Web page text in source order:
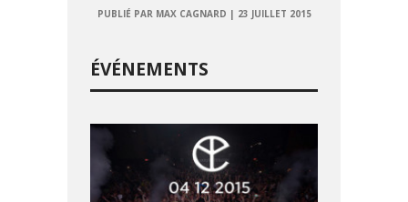
PUBLIÉ PAR MAX CAGNARD | 23 JUILLET 2015
ÉVÉNEMENTS